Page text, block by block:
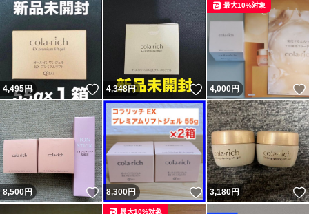
4,495円 いいね！
4,348円 いいね！
4,000円
最大10%対象
8,500円 いいね！
8,300円 いいね！
3,180円
最大10%対象